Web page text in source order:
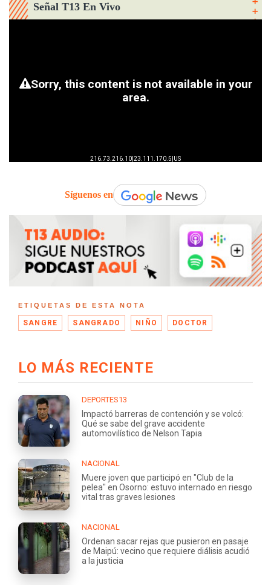
Señal T13 En Vivo
Síguenos en
ETIQUETAS DE ESTA NOTA
SANGRE SANGRADO NIÑO DOCTOR
LO MÁS RECIENTE
DEPORTES13
Impactó barreras de contención y se volcó:
Qué se sabe del grave accidente
automovilístico de Nelson Tapia
NACIONAL
Muere joven que participó en "Club de la
pelea" en Osorno: estuvo internado en riesgo
vital tras graves lesiones
NACIONAL
Ordenan sacar rejas que pusieron en pasaje
de Maipú: vecino que requiere diálisis acudió
a la justicia